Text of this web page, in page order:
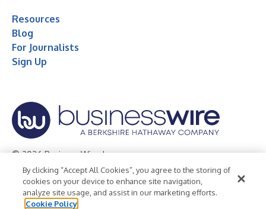
Resources
Blog
For Journalists
Sign Up
© 2026 Business Wire, Inc.
Privacy Policy Cookie Policy
Accessibility Statement
Terms of Use
Legal
By clicking “Accept All Cookies”, you agree to the storing of
cookies on your device to enhance site navigation,
analyze site usage, and assist in our marketing efforts.
Cookie Policy